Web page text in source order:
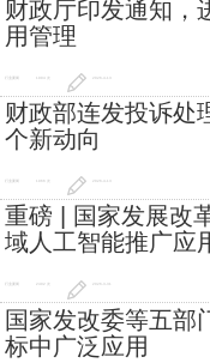
财政厅印发通知，
用管理
行业要闻 1994 次 2026-4-13
财政部连发投诉处
个新动向
行业要闻 1966 次 2026-4-13
重磅 | 国家发展改
域人工智能推广应
行业要闻 2402 次 2026-3-31
国家发改委等五部
标中广泛应用